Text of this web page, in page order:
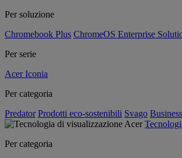
Per soluzione
Chromebook Plus ChromeOS Enterprise
Per serie
Acer Iconia
Per categoria
Predator Prodotti eco-sostenibili Svago Business
Per categoria